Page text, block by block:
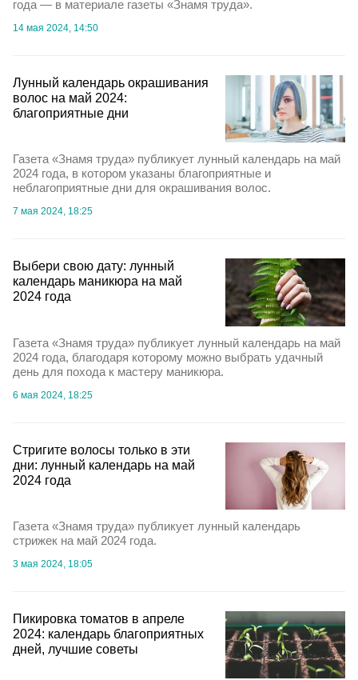
года — в материале газеты «Знамя труда».
14 мая 2024, 14:50
Лунный календарь окрашивания
волос на май 2024:
благоприятные дни
Газета «Знамя труда» публикует лунный календарь на май
2024 года, в котором указаны благоприятные и
неблагоприятные дни для окрашивания волос.
7 мая 2024, 18:25
Выбери свою дату: лунный
календарь маникюра на май
2024 года
Газета «Знамя труда» публикует лунный календарь на май
2024 года, благодаря которому можно выбрать удачный
день для похода к мастеру маникюра.
6 мая 2024, 18:25
Стригите волосы только в эти
дни: лунный календарь на май
2024 года
Газета «Знамя труда» публикует лунный календарь
стрижек на май 2024 года.
3 мая 2024, 18:05
Пикировка томатов в апреле
2024: календарь благоприятных
дней, лучшие советы